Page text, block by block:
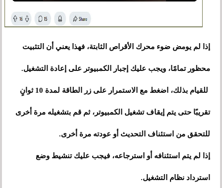
إذا لم يومض ضوء محرك الأقراص الثابتة، فهذا يعني أن التثبيت
محظور تمامًا، ويجب عليك إجبار الكمبيوتر على إعادة التشغيل.
للقيام بذلك، اضغط مع الاستمرار على زر الطاقة لمدة 10 ثوانٍ
تقريبًا حتى يتم إيقاف تشغيل الكمبيوتر، ثم قم بتشغيله مرة أخرى
للتحقق من استئناف التحديث أو عودته مرة أخرى.
إذا لم يتم استئنافه أو استرجاعه، فيجب عليك تنشيط وضع
استرداد نظام التشغيل.